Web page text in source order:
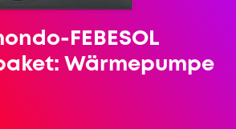
FEBESOL
Wärmepumpe